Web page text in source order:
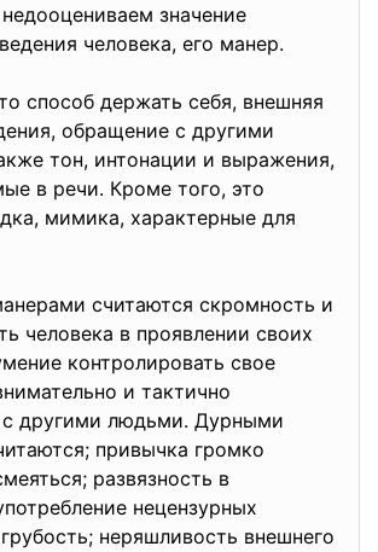
значение
человека, его манер.
способ держать себя, внешняя
обращение с другими
тон, интонации и выражения,
в речи. Кроме того, это
мимика, характерные для
считаются скромность и
человека в проявлении своих
контролировать свое
и тактично
другими людьми. Дурными
привычка громко
развязность в
нецензурных
неряшливость внешнего